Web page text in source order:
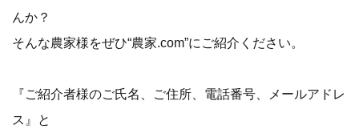
んか？
そんな農家様をぜひ“農家.com”にご紹介ください。
『ご紹介者様のご氏名、ご住所、電話番号、メールアドレ
ス』と